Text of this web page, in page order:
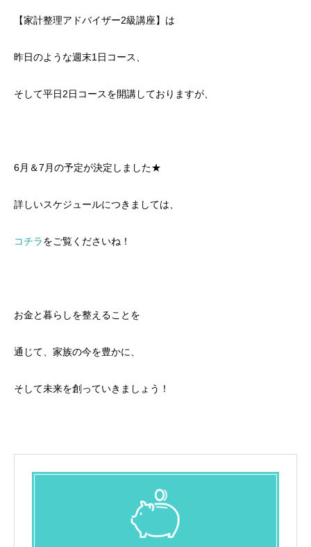
【家計整理アドバイザー2級講座】は
昨日のような週末1日コース、
そして平日2日コースを開講しておりますが、
6月＆7月の予定が決定しました★
詳しいスケジュールにつきましては、
コチラをご覧くださいね！
お金と暮らしを整えることを
通じて、家族の今を豊かに、
そして未来を創っていきましょう！